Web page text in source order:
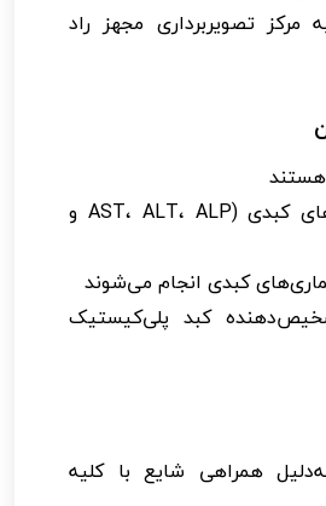
مرکز تصویربرداری مجهز راد
بررسی آنزیم‌های کبدی (AST، ALT، ALP و
کبدی انجام می‌شوند
کبد پلی‌کیستیک
همراهی شایع با کلیه